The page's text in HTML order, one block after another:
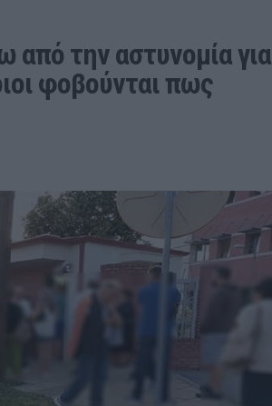
από την αστυνομία για
φοβούνται πως